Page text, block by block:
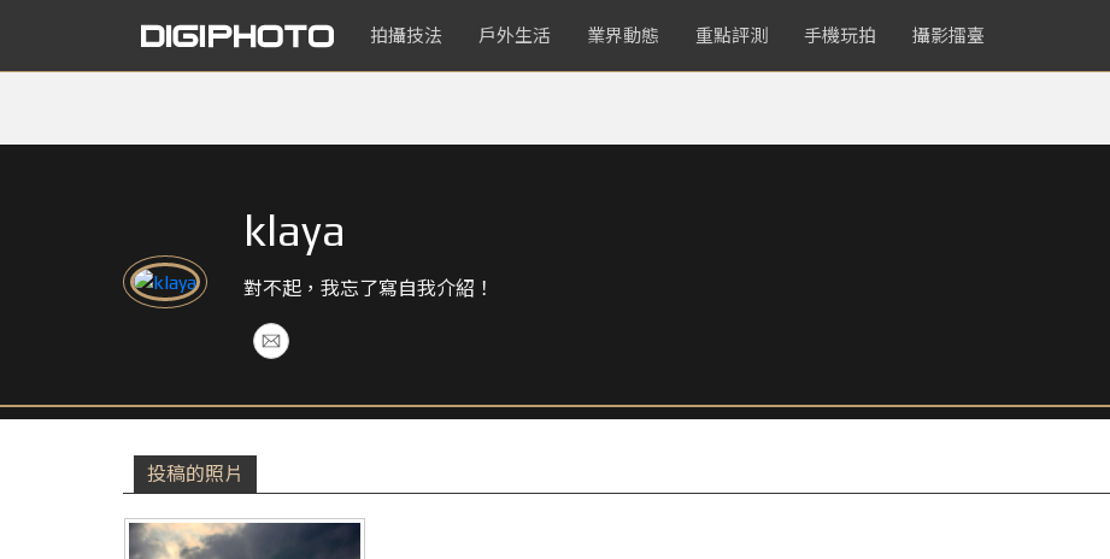
拍攝技法 戶外生活 業界動態 重點評測 手機玩拍 攝影擂臺
klaya
對不起，我忘了寫自我介紹！
投稿的照片